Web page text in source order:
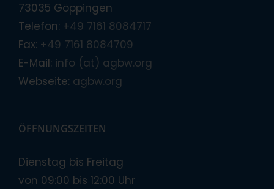
73035 Göppingen
Telefon: +49 7161 8084717
Fax: +49 7161 8084709
E-Mail: info (at) agbw.org
Webseite: agbw.org
ÖFFNUNGSZEITEN
Dienstag bis Freitag
von 09:00 bis 12:00 Uhr